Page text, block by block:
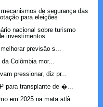
de segurança das
para eleições
nacional sobre turismo
investimentos
previsão s...
Colômbia mor...
pressionar, diz pr...
para transplante de �...
em 2025 na mata atlâ...